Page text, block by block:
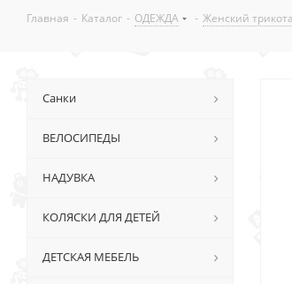
Главная - Каталог - ОДЕЖДА - Женский
Санки
ВЕЛОСИПЕДЫ
НАДУВКА
КОЛЯСКИ ДЛЯ ДЕТЕЙ
ДЕТСКАЯ МЕБЕЛЬ